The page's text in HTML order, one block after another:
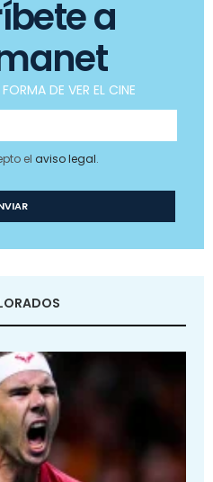
a
DE VER EL CINE
el aviso legal.